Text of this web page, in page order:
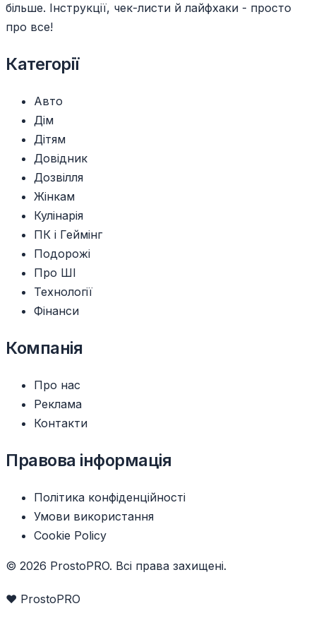
більше. Інструкції, чек-листи й лайфхаки - просто
про все!
Категорії
Авто
Дім
Дітям
Довідник
Дозвілля
Жінкам
Кулінарія
ПК і Геймінг
Подорожі
Про ШІ
Технології
Фінанси
Компанія
Про нас
Реклама
Контакти
Правова інформація
Політика конфіденційності
Умови використання
Cookie Policy
© 2026 ProstoPRO. Всі права захищені.
❤️ ProstoPRO